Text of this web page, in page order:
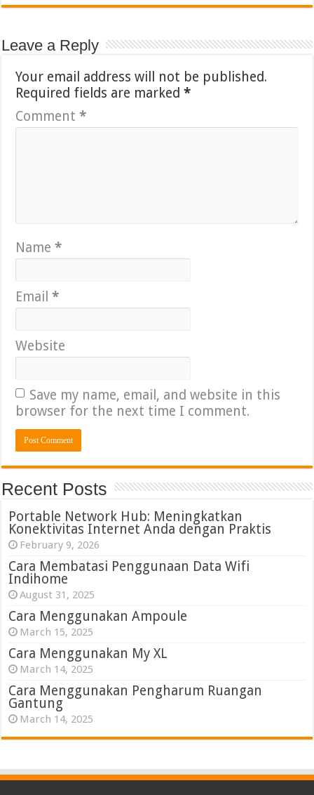
Leave a Reply
Your email address will not be published.
Required fields are marked*
Comment*
Name*
Email*
Website
Save my name, email, and website in this
browser for the next time I comment.
Recent Posts
Portable Network Hub: Meningkatkan
Konektivitas Internet Anda dengan Praktis
February 9, 2026
Cara Membatasi Penggunaan Data Wifi
Indihome
August 31, 2025
Cara Menggunakan Ampoule
March 15, 2025
Cara Menggunakan My XL
March 14, 2025
Cara Menggunakan Pengharum Ruangan
Gantung
March 14, 2025